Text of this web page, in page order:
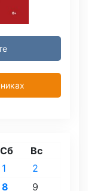
Сб Вс
1
2
8
9